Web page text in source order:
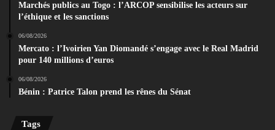
Marchés publics au Togo : l’ARCOP sensibilise les acteurs sur
l’éthique et les sanctions
06/08/2026
Mercato : l’Ivoirien Yan Diomandé s’engage avec le Real Madrid
pour 140 millions d’euros
06/08/2026
Bénin : Patrice Talon prend les rênes du Sénat
Tags